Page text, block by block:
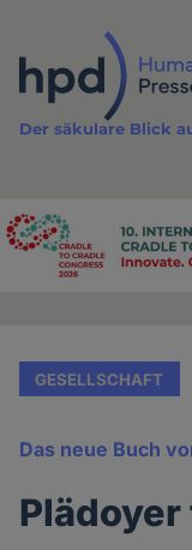
Inhalt
Der säkulare Blick
Advertising
GESELLSCHAFT
Das neue Buch